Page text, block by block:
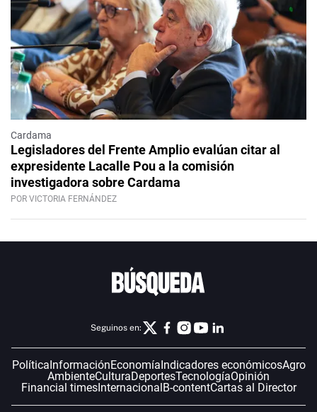
Cardama
Legisladores del Frente Amplio evalúan citar al
expresidente Lacalle Pou a la comisión
investigadora sobre Cardama
POR VICTORIA FERNÁNDEZ
Seguinos en:
PolíticaInformaciónEconomíaIndicadores económicosAgro
AmbienteCulturaDeportesTecnologíaOpinión
Financial timesInternacionalB-contentCartas al Director